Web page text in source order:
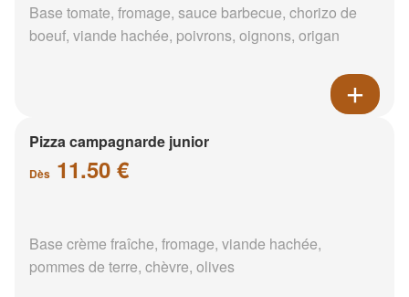
Base tomate, fromage, sauce barbecue, chorizo de
boeuf, viande hachée, poivrons, oignons, origan
Pizza campagnarde junior
Dès 11.50 €
Base crème fraîche, fromage, viande hachée,
pommes de terre, chèvre, olives